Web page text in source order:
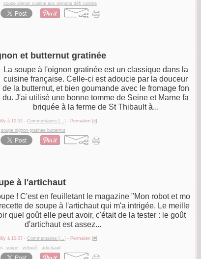
, soupe oignon cuisine aux oignons défi cuisine
et butternut gratinée
La soupe à l'oignon gratinée est un classique dans la
cuisine française. Celle-ci est adoucie par la douceur
de la butternut, et bien goumande avec le fromage fon
du. J'ai utilisé une bonne tomme de Seine et Marne fa
briquée à la ferme de St Thibault à...
à 10:52 - Commentaires [ …] - Permalien [#]
soupe oignon gratinée butternut
à l'artichaut
! C'est en feuilletant le magazine "Mon robot et mo
de soupe à l'artichaut qui m'a intrigée. Le meille
quel goût elle peut avoir, c'était de la tester : le goût
d'artichaut est assez...
à 10:07 - Commentaires [ …] - Permalien [#]
soupe, velouté, artichaud